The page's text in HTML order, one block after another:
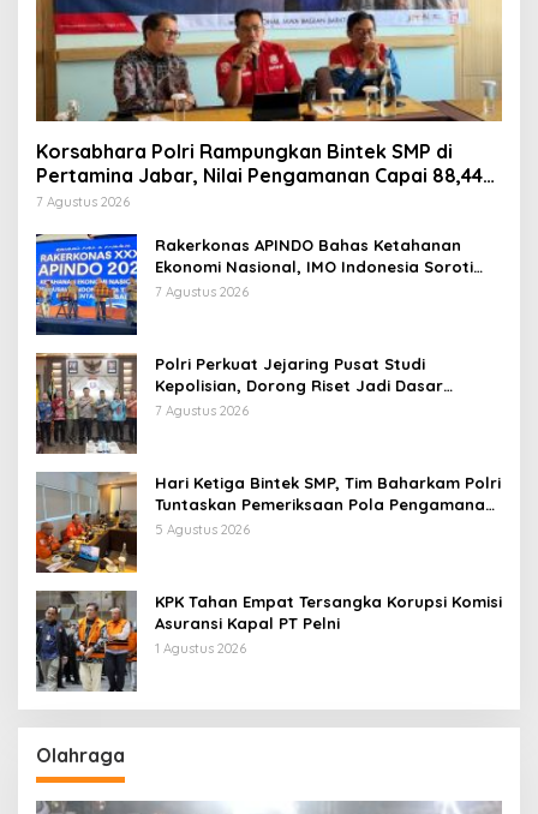
Korsabhara Polri Rampungkan Bintek SMP di
Pertamina Jabar, Nilai Pengamanan Capai 88,44
Persen
7 Agustus 2026
Rakerkonas APINDO Bahas Ketahanan
Ekonomi Nasional, IMO Indonesia Soroti
Pentingnya Kolaborasi Lintas Sektor
7 Agustus 2026
Polri Perkuat Jejaring Pusat Studi
Kepolisian, Dorong Riset Jadi Dasar
Kebijakan dan Inovasi
7 Agustus 2026
Hari Ketiga Bintek SMP, Tim Baharkam Polri
Tuntaskan Pemeriksaan Pola Pengamanan
Pertamina Patra Niaga Jabar
5 Agustus 2026
KPK Tahan Empat Tersangka Korupsi Komisi
Asuransi Kapal PT Pelni
1 Agustus 2026
Olahraga